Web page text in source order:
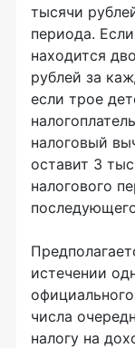
тысячи
периода.
находится
рублей за
если трое
налоговый
оставит 3
налогового
истечении
числа
налогу на